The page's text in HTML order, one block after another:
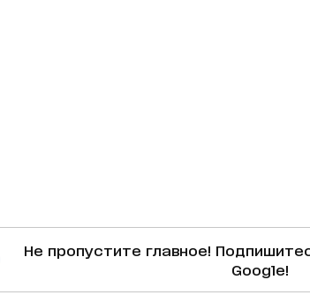
Не пропустите главное!
Google!